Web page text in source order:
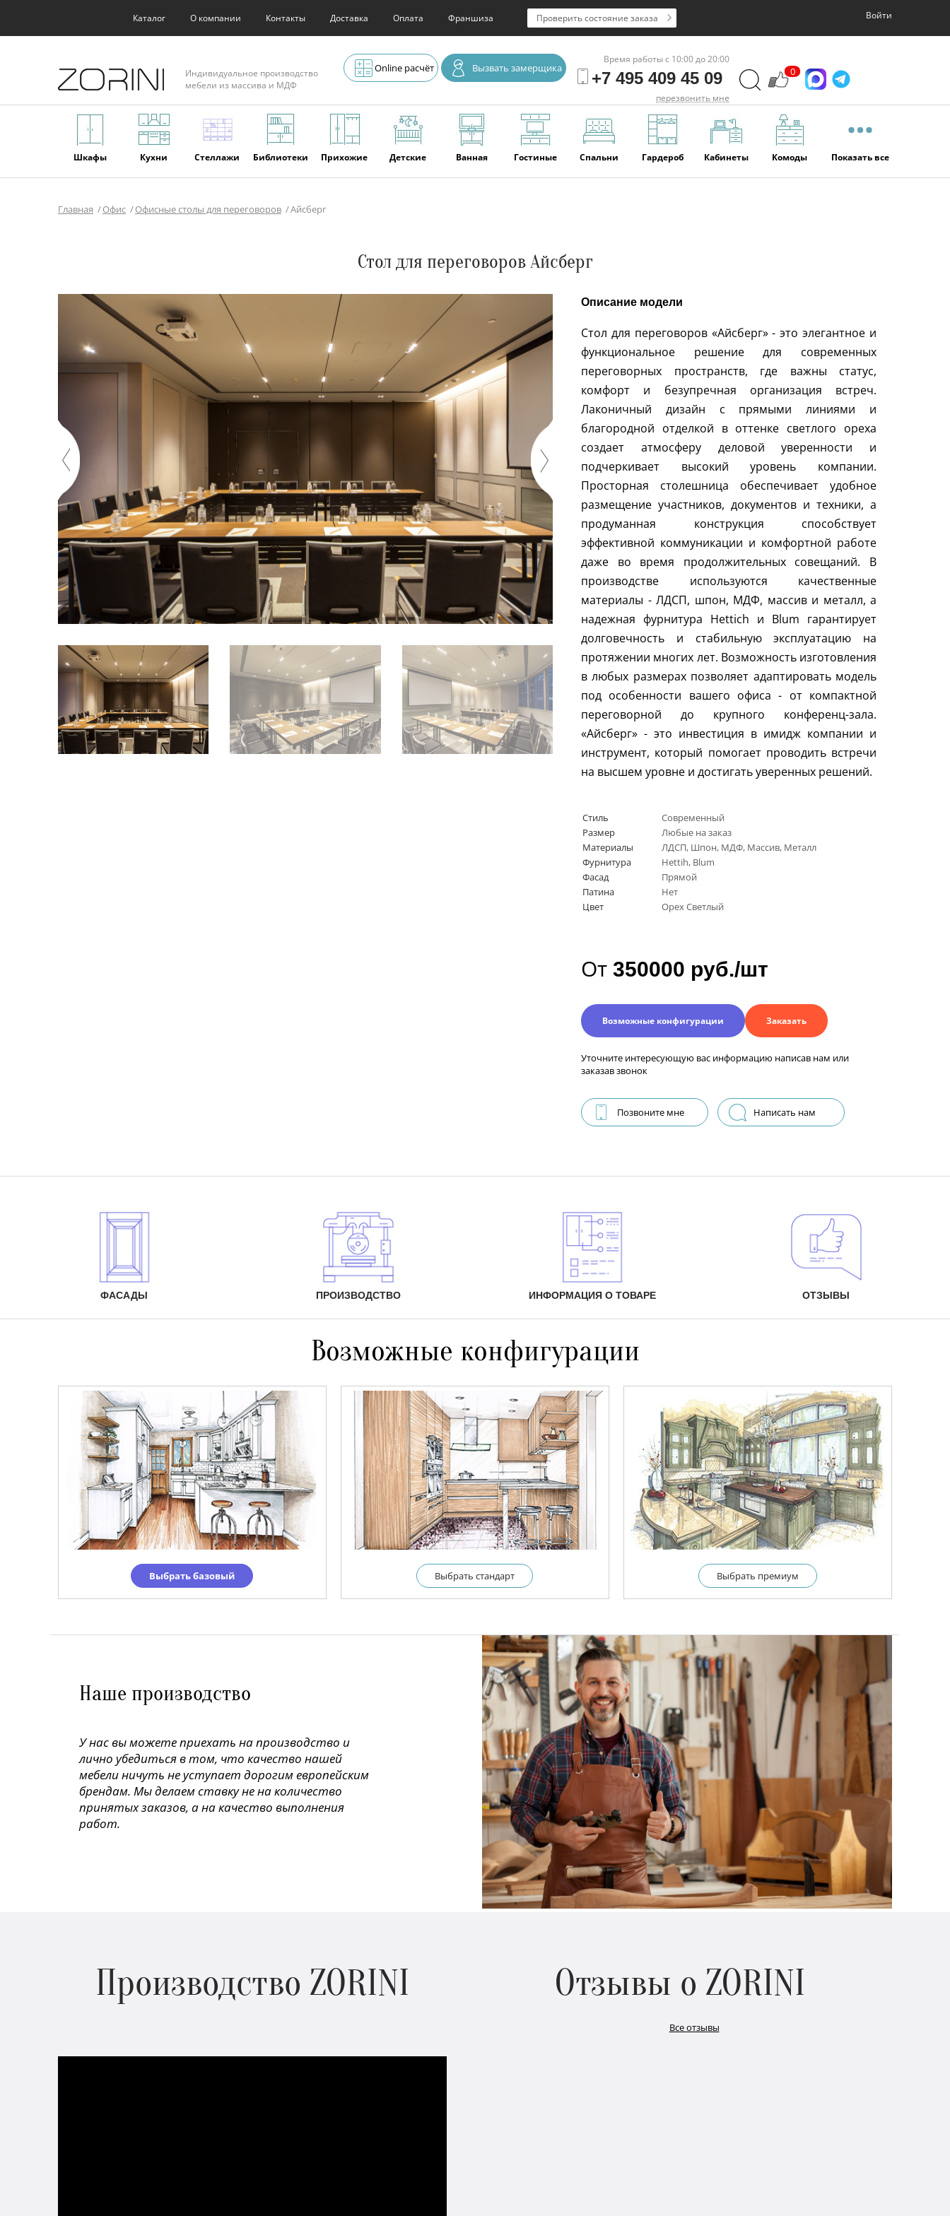
Каталог О компании Контакты Доставка Оплата Франшиза Войти
Проверить состояние заказа
Индивидуальное производство
мебели из массива и МДФ
Online расчёт Вызвать замерщика
Время работы с 10:00 до 20:00
+7 495 409 45 09
перезвонить мне
0
Шкафы Кухни Стеллажи Библиотеки Прихожие Детские Ванная Гостиные Спальни Гардероб Кабинеты Комоды Показать все
Главная Офис Офисные столы для переговоров Айсберг
Стол для переговоров Айсберг
Описание модели
Стол для переговоров «Айсберг» - это элегантное и
функциональное решение для современных
переговорных пространств, где важны статус,
комфорт и безупречная организация встреч.
Лаконичный дизайн с прямыми линиями и
благородной отделкой в оттенке светлого ореха
создает атмосферу деловой уверенности и
подчеркивает высокий уровень компании.
Просторная столешница обеспечивает удобное
размещение участников, документов и техники, а
продуманная конструкция способствует
эффективной коммуникации и комфортной работе
даже во время продолжительных совещаний. В
производстве используются качественные
материалы - ЛДСП, шпон, МДФ, массив и металл, а
надежная фурнитура Hettich и Blum гарантирует
долговечность и стабильную эксплуатацию на
протяжении многих лет. Возможность изготовления
в любых размерах позволяет адаптировать модель
под особенности вашего офиса - от компактной
переговорной до крупного конференц-зала.
«Айсберг» - это инвестиция в имидж компании и
инструмент, который помогает проводить встречи
на высшем уровне и достигать уверенных решений.
Стиль
Современный
Размер
Любые на заказ
Материалы
ЛДСП, Шпон, МДФ, Массив, Металл
Фурнитура
Нettih, Вlum
Фасад
Прямой
Патина
Нет
Цвет
Орех Светлый
От 350000 руб./шт
Возможные конфигурации Заказать
Уточните интересующую вас информацию написав нам или
заказав звонок
Позвоните мне Написать нам
ФАСАДЫ ПРОИЗВОДСТВО ИНФОРМАЦИЯ О ТОВАРЕ ОТЗЫВЫ
Возможные конфигурации
Выбрать базовый Выбрать cтандарт Выбрать премиум
Наше производство
У нас вы можете приехать на производство и
лично убедиться в том, что качество нашей
мебели ничуть не уступает дорогим европейским
брендам. Мы делаем ставку не на количество
принятых заказов, а на качество выполнения
работ.
Производство ZORINI Отзывы о ZORINI
Все отзывы